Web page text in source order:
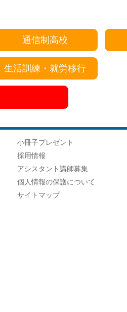
通信制高校
生活訓練・就労移行
小冊子プレゼント
採用情報
アシスタント講師募集
個人情報の保護について
サイトマップ